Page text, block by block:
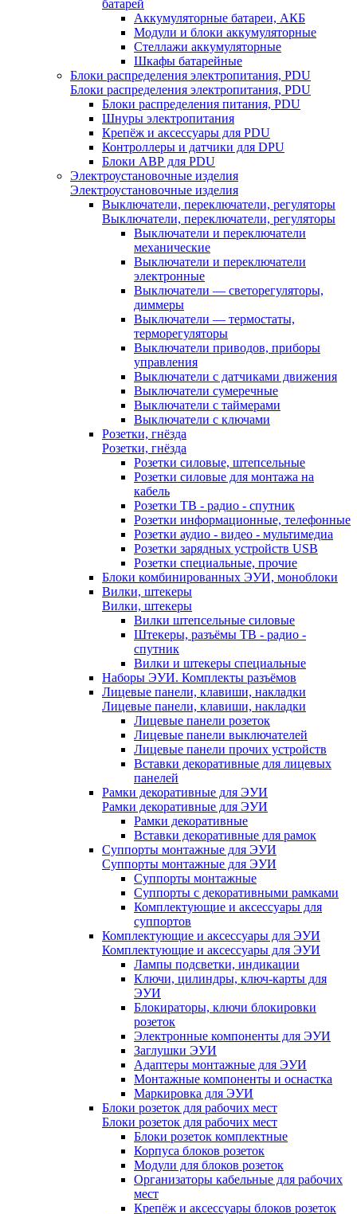
батарей
Аккумуляторные батареи, АКБ
Модули и блоки аккумуляторные
Стеллажи аккумуляторные
Шкафы батарейные
Блоки распределения электропитания, PDU
Блоки распределения электропитания, PDU
Блоки распределения питания, PDU
Шнуры электропитания
Крепёж и аксессуары для PDU
Контроллеры и датчики для DPU
Блоки АВР для PDU
Электроустановочные изделия
Электроустановочные изделия
Выключатели, переключатели, регуляторы
Выключатели, переключатели, регуляторы
Выключатели и переключатели
механические
Выключатели и переключатели
электронные
Выключатели — светорегуляторы,
диммеры
Выключатели — термостаты,
терморегуляторы
Выключатели приводов, приборы
управления
Выключатели с датчиками движения
Выключатели сумеречные
Выключатели с таймерами
Выключатели с ключами
Розетки, гнёзда
Розетки, гнёзда
Розетки силовые, штепсельные
Розетки силовые для монтажа на
кабель
Розетки ТВ - радио - спутник
Розетки информационные, телефонные
Розетки аудио - видео - мультимедиа
Розетки зарядных устройств USB
Розетки специальные, прочие
Блоки комбинированных ЭУИ, моноблоки
Вилки, штекеры
Вилки, штекеры
Вилки штепсельные силовые
Штекеры, разъёмы ТВ - радио -
спутник
Вилки и штекеры специальные
Наборы ЭУИ. Комплекты разъёмов
Лицевые панели, клавиши, накладки
Лицевые панели, клавиши, накладки
Лицевые панели розеток
Лицевые панели выключателей
Лицевые панели прочих устройств
Вставки декоративные для лицевых
панелей
Рамки декоративные для ЭУИ
Рамки декоративные для ЭУИ
Рамки декоративные
Вставки декоративные для рамок
Суппорты монтажные для ЭУИ
Суппорты монтажные для ЭУИ
Суппорты монтажные
Суппорты с декоративными рамками
Комплектующие и аксессуары для
суппортов
Комплектующие и аксессуары для ЭУИ
Комплектующие и аксессуары для ЭУИ
Лампы подсветки, индикации
Ключи, цилиндры, ключ-карты для
ЭУИ
Блокираторы, ключи блокировки
розеток
Электронные компоненты для ЭУИ
Заглушки ЭУИ
Адаптеры монтажные для ЭУИ
Монтажные компоненты и оснастка
Маркировка для ЭУИ
Блоки розеток для рабочих мест
Блоки розеток для рабочих мест
Блоки розеток комплектные
Корпуса блоков розеток
Модули для блоков розеток
Организаторы кабельные для рабочих
мест
Крепёж и аксессуары блоков розеток